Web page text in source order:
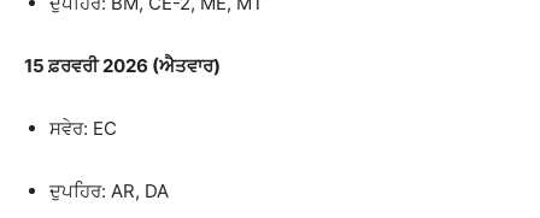
15 ਫ਼ਰਵਰੀ 2026 (ਐਤਵਾਰ)
ਸਵੇਰ: EC
ਦੁਪਹਿਰ: AR, DA